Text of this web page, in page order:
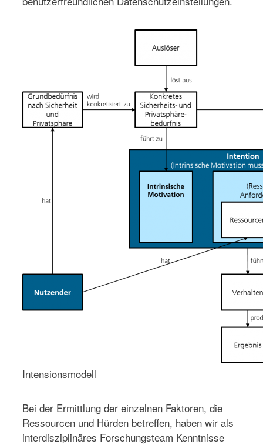
Intensionsmodell
Bei der Ermittlung der einzelnen Faktoren, die
Ressourcen und Hürden betreffen, haben wir als
interdisziplinäres Forschungsteam Kenntnisse